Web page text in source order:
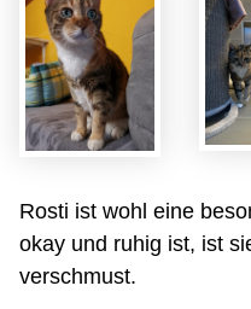
Rosti ist wohl eine
okay und ruhig ist, ist
verschmust.